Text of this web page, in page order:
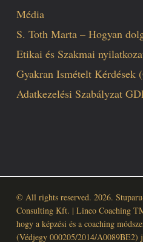
Média
S. Toth Marta – Hogyan
Etikai és Szakmai
Gyakran Ismételt Kérdések
Adatkezelési Szabályzat
© All rights reserved. 2026.
Consulting Kft. | Lineo Coaching
hogy a képzési és a coaching
(Védjegy 000205/2014/A0089BE2)